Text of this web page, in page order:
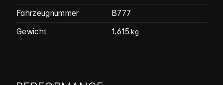
Fahrzeug­nummer
B777
Gewicht
1.615 kg